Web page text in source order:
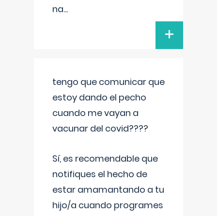
na...
+
tengo que comunicar que
estoy dando el pecho
cuando me vayan a
vacunar del covid????
Sí, es recomendable que
notifiques el hecho de
estar amamantando a tu
hijo/a cuando programes